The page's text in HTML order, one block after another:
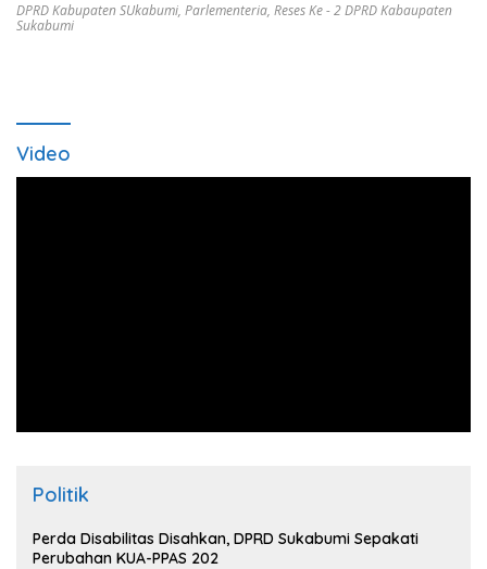
DPRD Kabupaten SUkabumi, Parlementeria, Reses Ke - 2 DPRD Kabaupaten
Sukabumi
Video
Politik
Perda Disabilitas Disahkan, DPRD Sukabumi Sepakati
Perubahan KUA-PPAS 202